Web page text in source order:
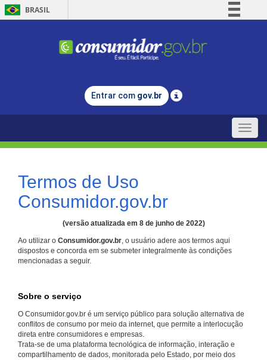
BRASIL
Comunica BR
Legislação
Entrar com gov.br
Toggle
Termos de Uso
Consumidor.gov.br
(versão atualizada em 8 de junho de 2022)
Ao utilizar o Consumidor.gov.br, o usuário adere aos termos aqui
dispostos e concorda em se submeter integralmente às condições
mencionadas a seguir.
Sobre o serviço
O Consumidor.gov.br é um serviço público para solução alternativa de
conflitos de consumo por meio da internet, que permite a interlocução
direta entre consumidores e empresas.
Trata-se de uma plataforma tecnológica de informação, interação e
compartilhamento de dados, monitorada pelo Estado, por meio dos